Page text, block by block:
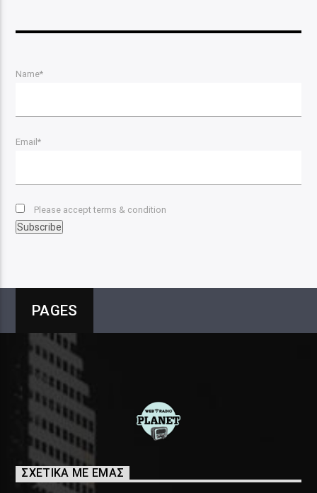
Name*
Email*
Please accept terms & condition
PAGES
ΣΧΕΤΙΚΑ ΜΕ ΕΜΑΣ